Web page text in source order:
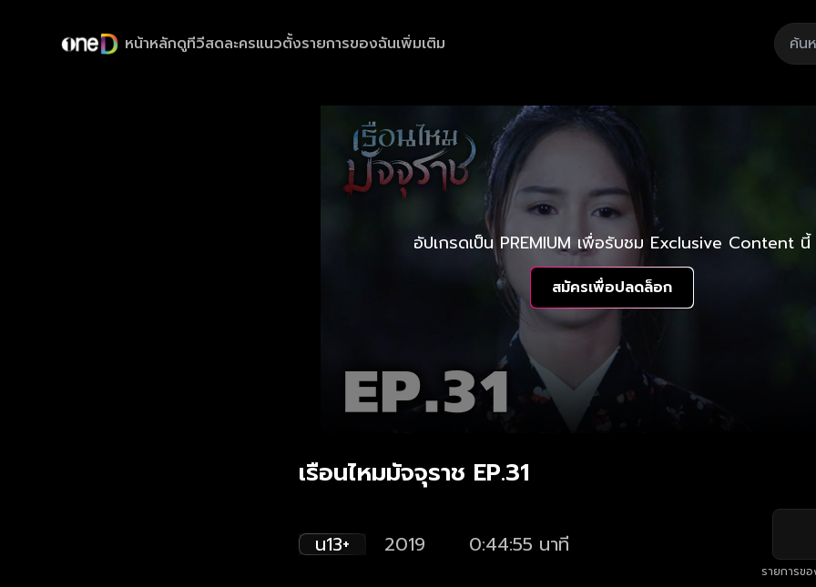
หน้าหลักดูทีวีสดละครแนวตั้งรายการของฉันเพิ่มเติม
อัปเกรดเป็น PREMIUM เพื่อรับชม Exclusive Content นี้
สมัครเพื่อปลดล็อก
เรือนไหมมัจจุราช EP.31
น13+ 2019 0:44:55 นาที
รายการข